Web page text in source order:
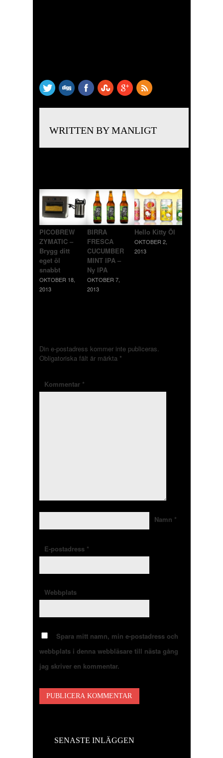
WRITTEN BY MANLIGT
PICOBREW
ZYMATIC –
Brygg ditt
eget öl
snabbt
OKTOBER 18,
2013
BIRRA
FRESCA
CUCUMBER
MINT IPA –
Ny IPA
OKTOBER 7,
2013
Hello Kitty Öl
OKTOBER 2,
2013
Din e-postadress kommer inte publiceras.
Obligatoriska fält är märkta *
Kommentar *
Namn *
E-postadress *
Webbplats
Spara mitt namn, min e-postadress och
webbplats i denna webbläsare till nästa gång
jag skriver en kommentar.
SENASTE INLÄGGEN